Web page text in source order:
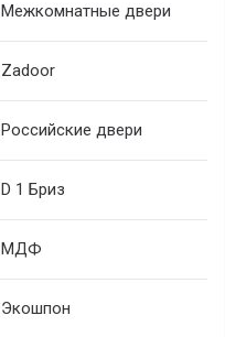
Межкомнатные двери
Zadoor
Российские двери
D 1 Бриз
МДФ
Экошпон